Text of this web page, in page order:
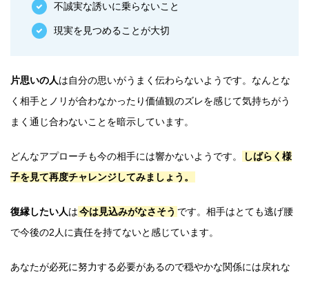
不誠実な誘いに乗らないこと
現実を見つめることが大切
片思いの人は自分の思いがうまく伝わらないようです。なんとな
く相手とノリが合わなかったり価値観のズレを感じて気持ちがう
まく通じ合わないことを暗示しています。
どんなアプローチも今の相手には響かないようです。
しばらく様
子を見て再度チャレンジしてみましょう。
復縁したい人は今は見込みがなさそう です。相手はとても逃げ腰
で今後の2人に責任を持てないと感じています。
あなたが必死に努力する必要があるので穏やかな関係には戻れな